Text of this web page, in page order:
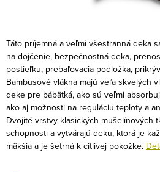
Táto príjemná a veľmi všestranná deka
na dojčenie, bezpečnostná deka,
postieľku, prebaľovacia podložka,
Bambusové vlákna majú veľa skvelých
deke pre bábätká, ako sú veľmi
ako aj možnosti na reguláciu teploty a
Dvojité vrstvy klasických mušelínových
schopnosti a vytvárajú deku, ktorá je
mäkšia a je šetrná k citlivej pokožke.